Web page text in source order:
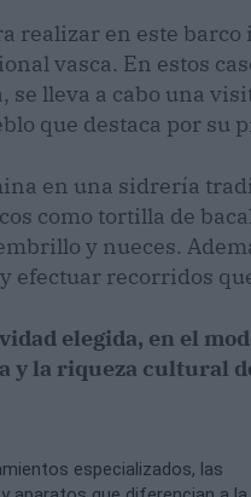
realizar en este
vasca. En estos
se lleva a cabo una
que destaca por su
en una sidrería
como tortilla de
y nueces.
efectuar recorridos
elegida, en el
y la riqueza cultural
especializados, las